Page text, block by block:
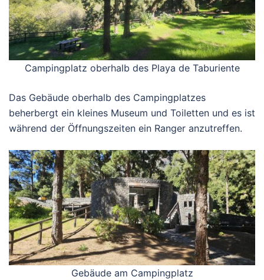
Campingplatz oberhalb des Playa de Taburiente
Das Gebäude oberhalb des Campingplatzes
beherbergt ein kleines Museum und Toiletten und es ist
während der Öffnungszeiten ein Ranger anzutreffen.
Gebäude am Campingplatz